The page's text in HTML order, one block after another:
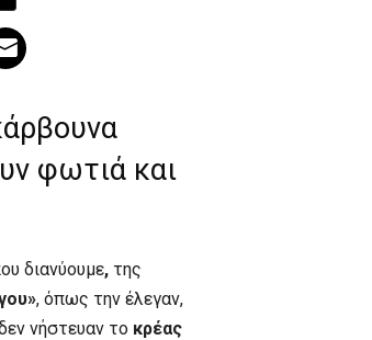
φωτιά και
διανύουμε, της
, όπως την έλεγαν,
νήστευαν το κρέας